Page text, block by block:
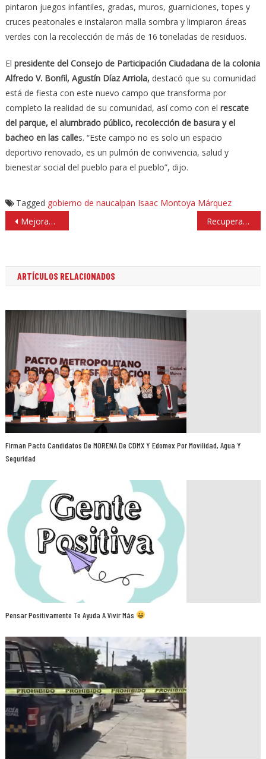
pintaron juegos infantiles, gradas, muros, guarniciones, topes y
cruces peatonales e instalaron malla sombra y limpiaron áreas
verdes con la recolección de más de 16 toneladas de residuos.
El presidente del Consejo de Participación Ciudadana de la colonia
Alfredo V. Bonfil, Agustín Díaz Arriola, destacó que su comunidad
está de fiesta con este nuevo campo que transforma por
completo la realidad de su comunidad, así como con el rescate
del parque, el alumbrado público, recolección de basura y el
bacheo en las calles. “Este campo no es solo un espacio
deportivo renovado, es un pulmón de convivencia, salud y
bienestar social del pueblo para el pueblo”, dijo.
Tagged gobierno de naucalpan Isaac Montoya Márquez
Navegación
de
Mejoran abasto de agua para 7 mil ciudadanos en Huixquilucan Recupera policía de Naucalpan dos autos robados
ARTÍCULOS RELACIONADOS
Firman Pacto Candidatos De MORENA De CDMX Y Edomex Por Movilidad, Agua Y
Seguridad
Pensar Positivamente Te Ayuda A Vivir Más